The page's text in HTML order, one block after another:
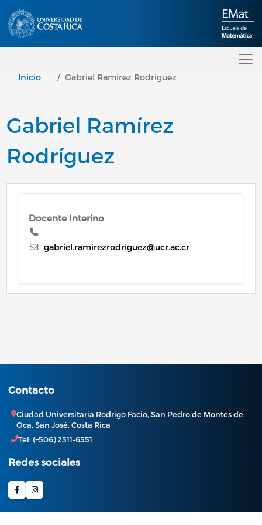
Inicio Gabriel Ramírez Rodríguez
Gabriel Ramírez
Rodríguez
Docente Interino
gabriel.ramirezrodriguez@ucr.ac.cr
Contacto
Ciudad Universitaria Rodrigo Facio, San Pedro de Montes de
Oca, San José, Costa Rica
Tel: (+506) 2511-6551
Redes sociales